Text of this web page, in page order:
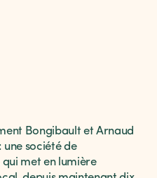
Bongibault et Arnaud
société de
met en lumière